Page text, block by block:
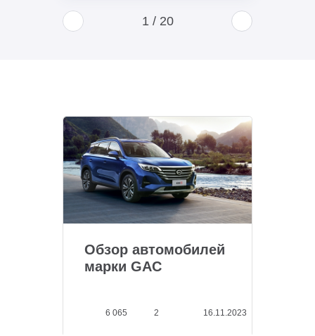
1 / 20
Обзор автомобилей
марки GAC
6 065 2 16.11.2023